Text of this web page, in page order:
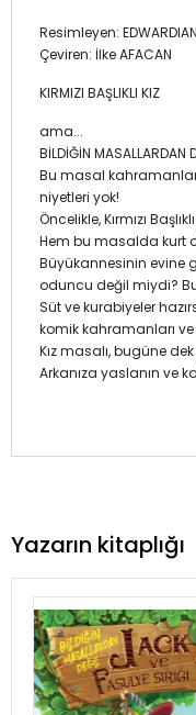
Resimleyen:
Çeviren: İlke AFACAN
KIRMIZI BAŞLIKLI KIZ
ama...
BİLDİĞİN MASALLARDAN
Bu masal
niyetleri yok!
Öncelikle, Kırmızı
Hem bu masalda kurt
Büyükannesinin evine
oduncu değil miydi?
Süt ve kurabiyeler
komik kahramanları ve
Kız masalı, bugüne
Arkanıza yaslanın ve
Yazarın kitaplığı